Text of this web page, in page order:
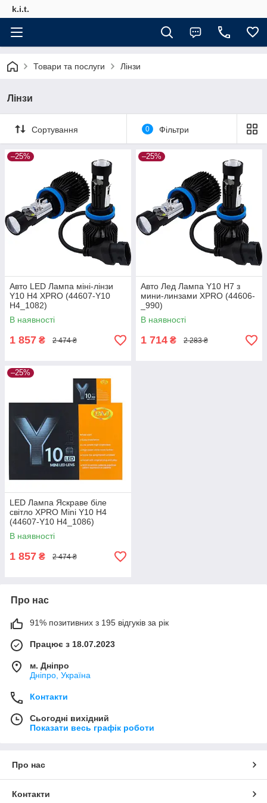
k.i.t.
Товари та послуги Лінзи
Лінзи
Сортування 0 Фільтри
–25%
Авто LED Лампа міні-лінзи
Y10 H4 XPRO (44607-Y10
H4_1082)
В наявності
1 857 ₴ 2 474 ₴
–25%
Авто Лед Лампа Y10 H7 з
мини-линзами XPRO (44606-
_990)
В наявності
1 714 ₴ 2 283 ₴
–25%
LED Лампа Яскраве біле
світло XPRO Mini Y10 H4
(44607-Y10 H4_1086)
В наявності
1 857 ₴ 2 474 ₴
Про нас
91% позитивних з 195 відгуків за рік
Працює з 18.07.2023
м. Дніпро
Дніпро, Україна
Контакти
Сьогодні вихідний
Показати весь графік роботи
Про нас
Контакти